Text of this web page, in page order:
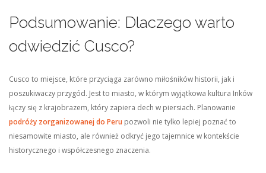
Podsumowanie: Dlaczego warto
odwiedzić Cusco?
Cusco to miejsce, które przyciąga zarówno miłośników historii, jak i
poszukiwaczy przygód. Jest to miasto, w którym wyjątkowa kultura Inków
łączy się z krajobrazem, który zapiera dech w piersiach. Planowanie
podróży zorganizowanej do Peru pozwoli nie tylko lepiej poznać to
niesamowite miasto, ale również odkryć jego tajemnice w kontekście
historycznego i współczesnego znaczenia.